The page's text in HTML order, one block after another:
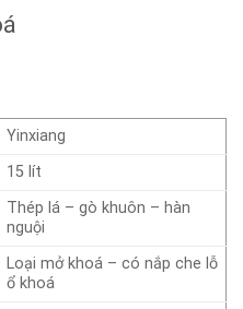
Yinxiang
15 lít
Thép lá – gò khuôn – hàn
nguội
Loại mở khoá – có nắp che lỗ
ổ khoá